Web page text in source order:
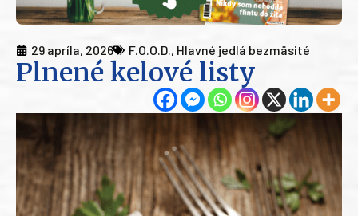
29 apríla, 2026 F.O.O.D., Hlavné jedlá bezmäsité
Plnené kelové listy